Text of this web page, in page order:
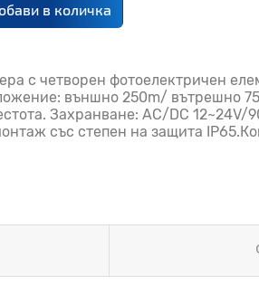
в количка
с четворен фотоелектричен
външно 250m/ вътрешно
Захранване: AC/DC 12~24V/
със степен на защита